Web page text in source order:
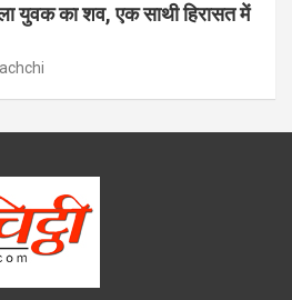
युवक का शव, एक साथी हिरासत में